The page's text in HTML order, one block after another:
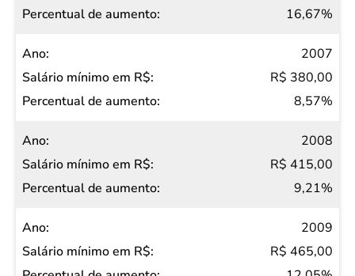
16,67%
2007
R$ 380,00
8,57%
2008
R$ 415,00
9,21%
2009
R$ 465,00